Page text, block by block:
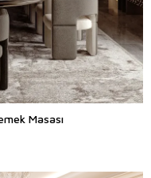
Masası